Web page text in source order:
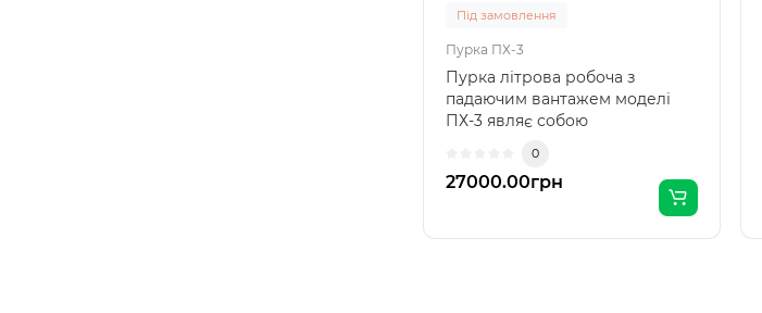
Під замовлення
Пурка ПХ-3
Пурка літрова робоча з
падаючим вантажем моделі
ПХ-3 являє собою
допомогою..
0
27000.00грн